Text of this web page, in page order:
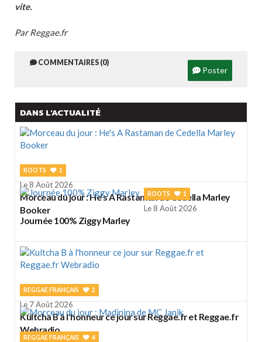
vite.
Par Reggae.fr
COMMENTAIRES (0)
Poster
DANS L'ACTUALITÉ
ROOTS 1
Le 8 Août 2026
Morceau du jour : He's A Rastaman de Cedella Marley
Booker
ROOTS 1
Le 8 Août 2026
Journée 100% Ziggy Marley
REGGAE FRANÇAIS 2
Le 7 Août 2026
Kultcha B à l'honneur ce jour sur Reggae.fr et Reggae.fr
Webradio
REGGAE FRANÇAIS 4